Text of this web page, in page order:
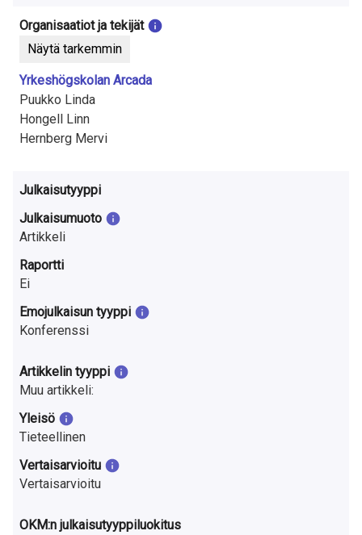
i
m
u
k
s
e
s
t
a
S
u
o
m
e
s
s
a
Organisaatiot ja tekijät
Näytä tarkemmin
Yrkeshögskolan Arcada
Puukko Linda
Hongell Linn
Hernberg Mervi
Julkaisutyyppi
Julkaisumuoto
Artikkeli
Raportti
Ei
Emojulkaisun tyyppi
Konferenssi
Artikkelin tyyppi
Muu artikkeli:
Yleisö
Tieteellinen
Vertaisarvioitu
Vertaisarvioitu
OKM:n julkaisutyyppiluokitus